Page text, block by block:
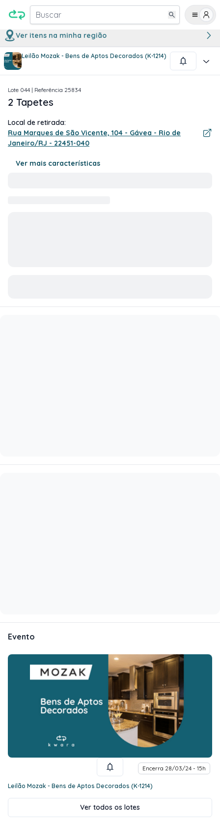
Buscar
Ver itens na minha região
Leilão Mozak - Bens de Aptos Decorados (K-1214)
1/3
Lote 044 | Referência 25834
2 Tapetes
Local de retirada:
Rua Marques de São Vicente, 104 - Gávea - Rio de
Janeiro/RJ - 22451-040
Ver mais características
Evento
Encerra 28/03/24 - 15h
Leilão Mozak - Bens de Aptos Decorados (K-1214)
Ver todos os lotes